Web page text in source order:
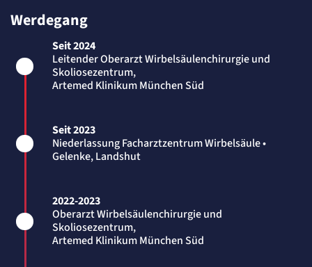
Werdegang
Seit 2024
Leitender Oberarzt Wirbelsäulenchirurgie und
Skoliosezentrum,
Artemed Klinikum München Süd
Seit 2023
Niederlassung Facharztzentrum Wirbelsäule •
Gelenke, Landshut
2022-2023
Oberarzt Wirbelsäulenchirurgie und
Skoliosezentrum,
Artemed Klinikum München Süd
Einverständnis-Cookie
Name:
cookie_consent
Anbieter:
Domäne.
Cookie Laufzeit:
Statistik Cookies erfassen Informationen
anonym. Diese Informationen helfen uns
zu verstehen, wie unsere Besucher unsere